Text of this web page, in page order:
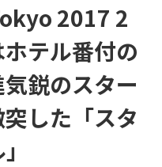
2017 2
テル番付の
鋭のスター
した「スタ